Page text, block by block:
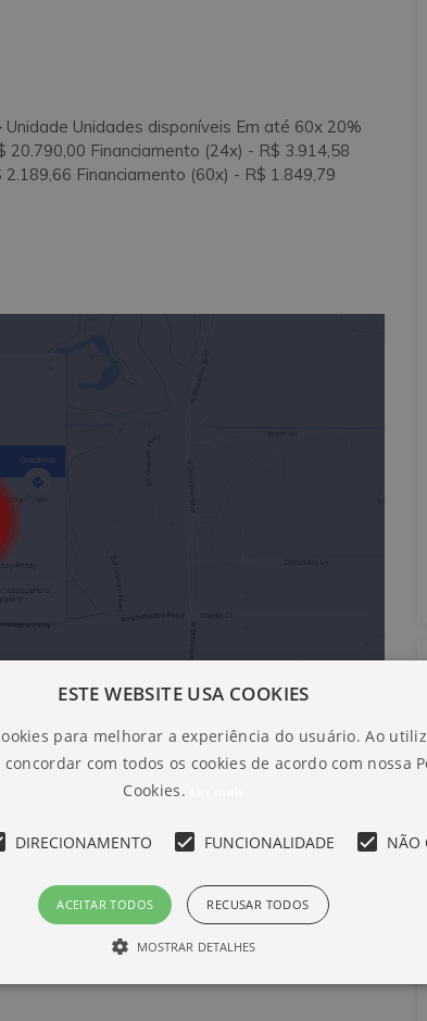
Unidades disponíveis Em até 60x 20%
20.790,00 Financiamento (24x) - R$ 3.914,58
Financiamento (60x) - R$ 1.849,79
ESTE WEBSITE USA COOKIES
para melhorar a experiência do usuário. Ao
com todos os cookies de acordo com nossa
Cookies.
DIRECIONAMENTO FUNCIONALIDADE NÃO
ACEITAR TODOS RECUSAR TODOS
MOSTRAR DETALHES